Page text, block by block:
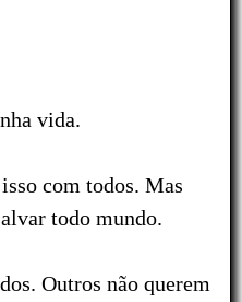
vida.
com todos. Mas
todo mundo.
Outros não querem